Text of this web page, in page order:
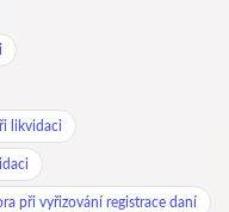
likvidaci
při vyřizování registrace daní